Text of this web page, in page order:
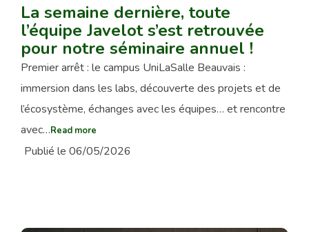
La semaine dernière, toute
l’équipe Javelot s’est retrouvée
pour notre séminaire annuel !
Premier arrêt : le campus UniLaSalle Beauvais :
immersion dans les labs, découverte des projets et de
l’écosystème, échanges avec les équipes… et rencontre
avec…Read more
Publié le 06/05/2026